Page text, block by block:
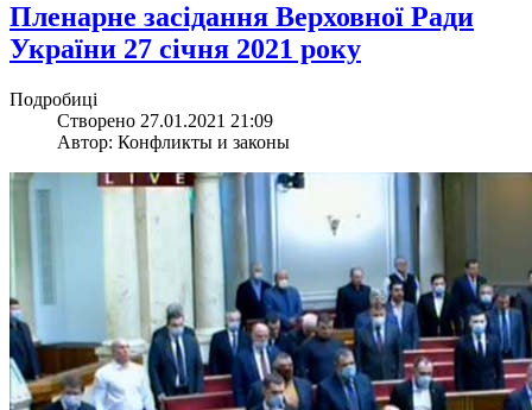
​Пленарне засідання Верховної Ради
України 27 січня 2021 року
Подробиці
Створено 27.01.2021 21:09
Автор: Конфликты и законы